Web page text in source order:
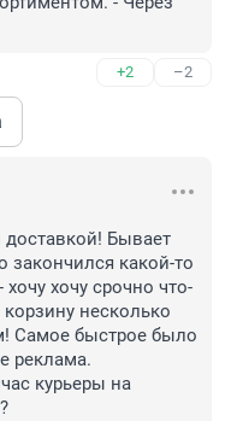
+2 –2
доставкой! Бывает
какой-то
хочу срочно что-
несколько
Самое быстрое было
реклама.
курьеры на